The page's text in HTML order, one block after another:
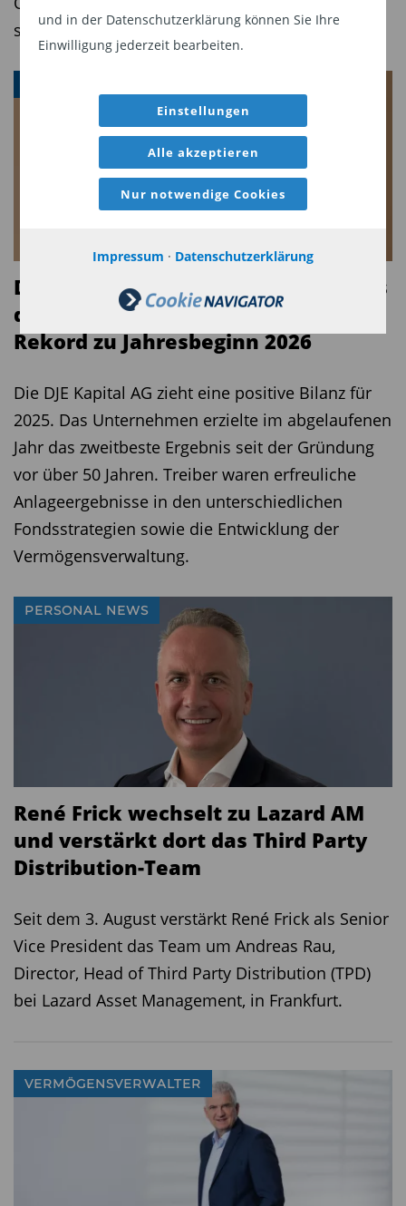
und in der Datenschutzerklärung können Sie Ihre
Einwilligung jederzeit bearbeiten.
Einstellungen
Alle akzeptieren
Nur notwendige Cookies
Impressum · Datenschutzerklärung
spezialisierte Themenfonds.
DJE nimmt positives Momentum aus
dem Vorjahr mit und vermeldet
Rekord zu Jahresbeginn 2026
Die DJE Kapital AG zieht eine positive Bilanz für
2025. Das Unternehmen erzielte im abgelaufenen
Jahr das zweitbeste Ergebnis seit der Gründung
vor über 50 Jahren. Treiber waren erfreuliche
Anlageergebnisse in den unterschiedlichen
Fondsstrategien sowie die Entwicklung der
Vermögensverwaltung.
PERSONAL NEWS
René Frick wechselt zu Lazard AM
und verstärkt dort das Third Party
Distribution-Team
Seit dem 3. August verstärkt René Frick als Senior
Vice President das Team um Andreas Rau,
Director, Head of Third Party Distribution (TPD)
bei Lazard Asset Management, in Frankfurt.
VERMÖGENSVERWALTER